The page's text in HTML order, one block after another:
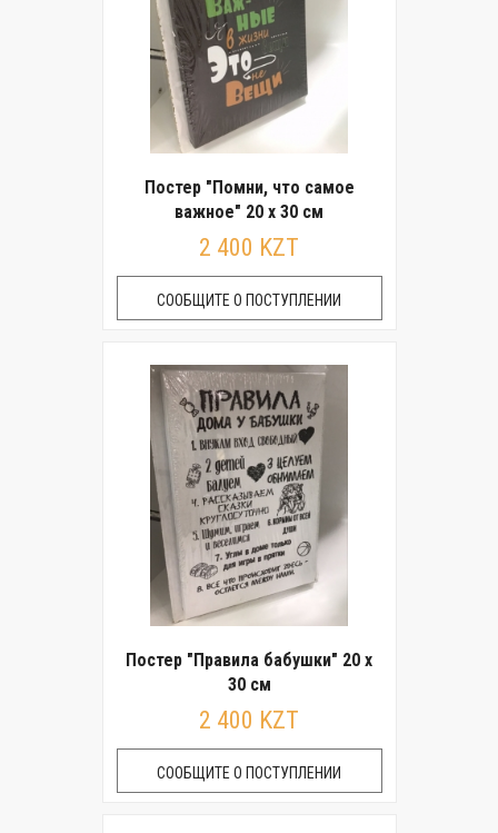
Постер "Помни, что самое
важное" 20 x 30 см
2 400 KZT
СООБЩИТЕ О ПОСТУПЛЕНИИ
Постер "Правила бабушки" 20 x
30 см
2 400 KZT
СООБЩИТЕ О ПОСТУПЛЕНИИ